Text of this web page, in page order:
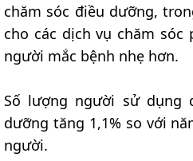
chăm sóc điều dưỡng,
cho các dịch vụ chăm
người mắc bệnh nhẹ hơn.
Số lượng người sử dụng
dưỡng tăng 1,1% so với
người.